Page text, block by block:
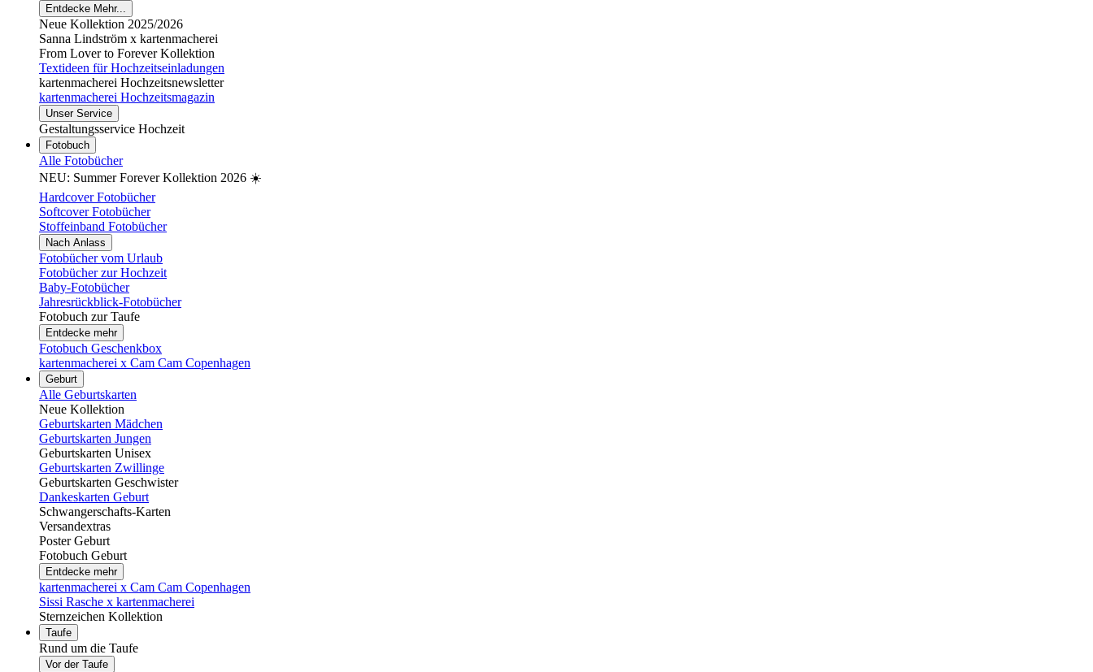
Entdecke Mehr...
Neue Kollektion 2025/2026
Sanna Lindström x kartenmacherei
From Lover to Forever Kollektion
Textideen für Hochzeitseinladungen
kartenmacherei Hochzeitsnewsletter
kartenmacherei Hochzeitsmagazin
Unser Service
Gestaltungsservice Hochzeit
Fotobuch
Alle Fotobücher
NEU: Summer Forever Kollektion 2026 ☀️
Hardcover Fotobücher
Softcover Fotobücher
Stoffeinband Fotobücher
Nach Anlass
Fotobücher vom Urlaub
Fotobücher zur Hochzeit
Baby-Fotobücher
Jahresrückblick-Fotobücher
Fotobuch zur Taufe
Entdecke mehr
Fotobuch Geschenkbox
kartenmacherei x Cam Cam Copenhagen
Geburt
Alle Geburtskarten
Neue Kollektion
Geburtskarten Mädchen
Geburtskarten Jungen
Geburtskarten Unisex
Geburtskarten Zwillinge
Geburtskarten Geschwister
Dankeskarten Geburt
Schwangerschafts-Karten
Versandextras
Poster Geburt
Fotobuch Geburt
Entdecke mehr
kartenmacherei x Cam Cam Copenhagen
Sissi Rasche x kartenmacherei
Sternzeichen Kollektion
Taufe
Rund um die Taufe
Vor der Taufe